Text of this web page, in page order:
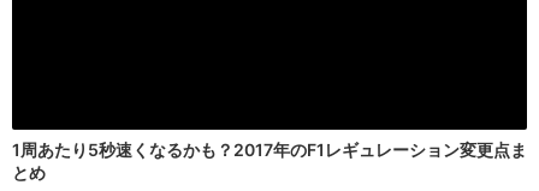
1周あたり5秒速くなるかも？2017年のF1レギュレーション変更点ま
とめ